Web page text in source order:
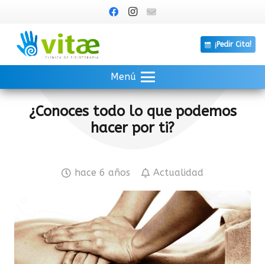
¡Pedir Cita!
Menú
¿Conoces todo lo que podemos
hacer por ti?
hace 6 años Actualidad